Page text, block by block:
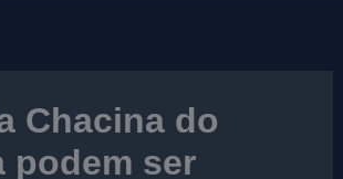
Chacina do
podem ser